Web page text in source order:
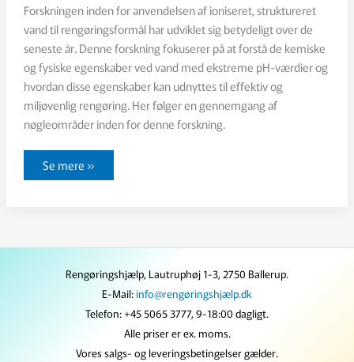
Forskningen inden for anvendelsen af ioniseret, struktureret
vand til rengøringsformål har udviklet sig betydeligt over de
seneste år. Denne forskning fokuserer på at forstå de kemiske
og fysiske egenskaber ved vand med ekstreme pH-værdier og
hvordan disse egenskaber kan udnyttes til effektiv og
miljøvenlig rengøring. Her følger en gennemgang af
nøgleområder inden for denne forskning.
Forskning
i
Se mere »
Rengøringshjælp, Lautruphøj 1-3, 2750 Ballerup.
E-Mail: info@rengøringshjælp.dk
Telefon: +45 5065 3777, 9-18:00 dagligt.
Alle priser er ex. moms.
Vores salgs- og leveringsbetingelser gælder.